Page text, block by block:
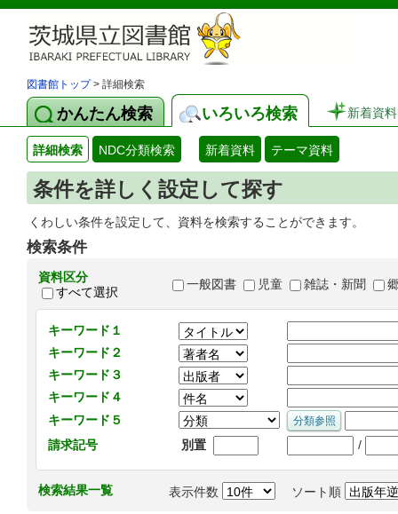
図書館トップ> 詳細検索
かんたん検索 いろいろ検索 新着資料
詳細検索 NDC分類検索 新着資料 テーマ資料
条件を詳しく設定して探す
くわしい条件を設定して、資料を検索することができます。
検索条件
資料区分
すべて選択
一般図書 児童 雑誌・新聞
キーワード１
キーワード２
キーワード３
キーワード４
キーワード５
請求記号
別置 /
検索結果一覧 表示件数 ソート順